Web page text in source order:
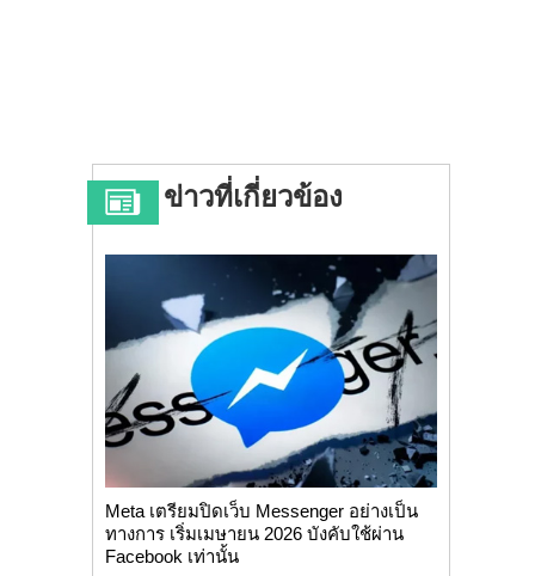
ข่าวที่เกี่ยวข้อง
Meta เตรียมปิดเว็บ Messenger อย่างเป็น
ทางการ เริ่มเมษายน 2026 บังคับใช้ผ่าน
Facebook เท่านั้น